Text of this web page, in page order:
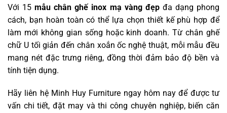
Với 15mẫu chân ghế inox mạ vàng đẹpđa dạng phong
cách, bạn hoàn toàn có thể lựa chọn thiết kế phù hợp để
làm mới không gian sống hoặc kinh doanh. Từ chân ghế
chữ U tối giản đến chân xoắn ốc nghệ thuật, mỗi mẫu đều
mang nét đặc trưng riêng, đồng thời đảm bảo độ bền và
tính tiện dụng.
Hãy liên hệ Minh Huy Furniture ngay hôm nay để được tư
vấn chi tiết, đặt may và thi công chuyên nghiệp, biến căn